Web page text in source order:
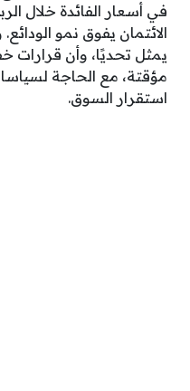
في أسعار الفائدة خلال
الائتمان يفوق نمو
يمثل تحديًا، وأن قرارات
مؤقتة، مع الحاجة
استقرار السوق.